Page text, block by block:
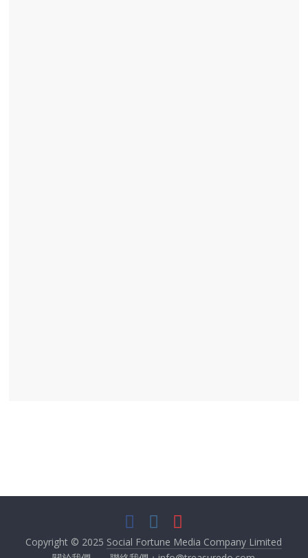
Copyright © 2025 Social Fortune Media Company Limited